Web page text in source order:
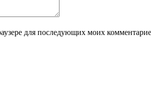
для последующих моих